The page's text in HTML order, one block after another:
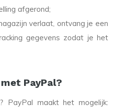
afgerond;
verlaat, ontvang je een
gegevens zodat je het
PayPal?
PayPal maakt het mogelijk: